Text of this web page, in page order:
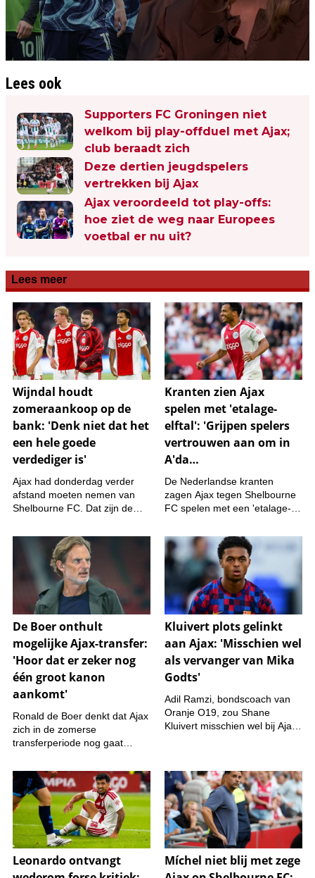
Lees ook
Supporters FC Groningen niet
welkom bij play-offduel met Ajax;
club beraadt zich
Deze dertien jeugdspelers
vertrekken bij Ajax
Ajax veroordeeld tot play-offs:
hoe ziet de weg naar Europees
voetbal er nu uit?